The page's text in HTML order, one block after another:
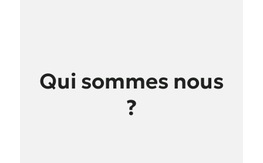
Qui sommes nous
?